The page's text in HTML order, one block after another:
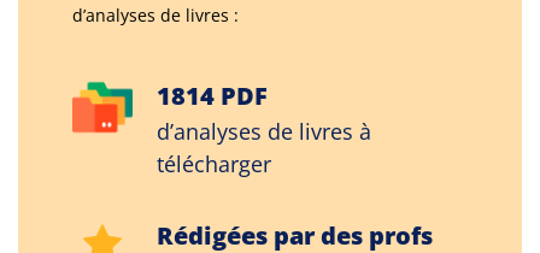
d’analyses de livres :
1814 PDF
d’analyses de livres à
télécharger
Rédigées par des profs